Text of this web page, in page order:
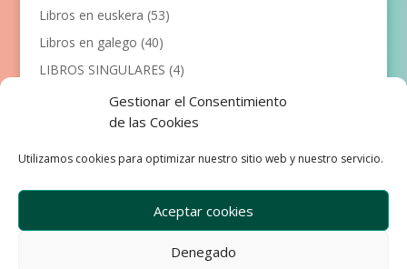
Gestionar el Consentimiento
de las Cookies
Utilizamos cookies para optimizar nuestro sitio web y nuestro servicio.
Aceptar cookies
Denegado
Libros en euskera (53)
Libros en galego (40)
LIBROS SINGULARES (4)
Llibres en català (117)
Manualidades (53)
Primeros lectores
(101)